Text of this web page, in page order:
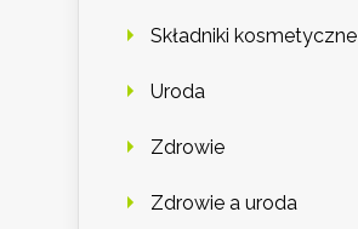
Składniki kosmetyczne
Uroda
Zdrowie
Zdrowie a uroda